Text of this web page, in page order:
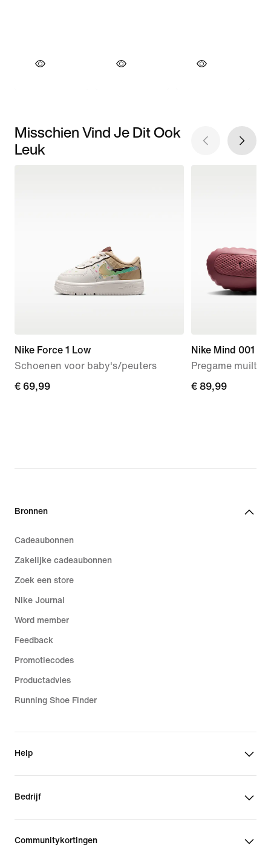
Misschien Vind Je Dit Ook
Leuk
Nike Force 1 Low
Schoenen voor baby's/peuters
€ 69,99
€ 69,99
Nike Mind 001
Pregame
€ 89,99
€ 89,99
Bronnen
Cadeaubonnen
Zakelijke cadeaubonnen
Zoek een store
Nike Journal
Word member
Feedback
Promotiecodes
Productadvies
Running Shoe Finder
Help
Bedrijf
Communitykortingen